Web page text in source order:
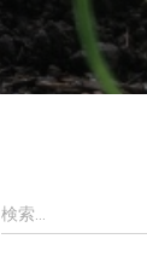
検
索
検索…